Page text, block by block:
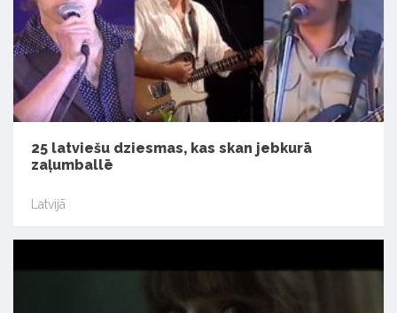
25 latviešu dziesmas, kas skan jebkurā
zaļumballē
Latvijā